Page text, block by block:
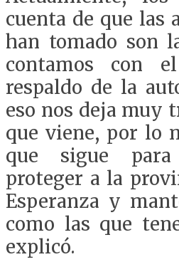
cuenta de que las
han tomado son
contamos con
respaldo de la
eso nos deja muy
que viene, por lo
que sigue
proteger a la
Esperanza y
como las que
explicó.